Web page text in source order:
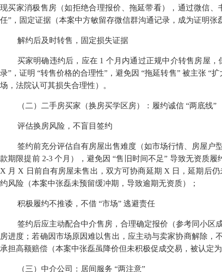
现买家消极售房（如拒绝合理报价、拖延带看），通过微信、
任” ，固定证据（本案中方敏留存微信群沟通记录，成为证明张
解约后及时转售，固定损失证据
买家明确违约后，应在 1 个月内通过正规中介转售房屋，
录” ，证明 “转售价格的合理性” ，避免因 “拖延转售” 被主张 “扩
场，法院认可其损失合理性）。
（二）二手房买家（换房买学区房）：履约诚信“两底线”
评估换房风险，不盲目签约
签约前充分评估自有房屋出售难度（如市场行情、房屋户
款期限提前2-3个月），避免因 “售旧时间不足” 导致无资质履
X 月 X 日前自有房屋未售出，双方可协商延期 X 日，延期后
约风险（本案中张磊未预留缓冲期，导致逾期无资质）；
积极履约不推诿，不借“市场” 逃避责任
签约后应主动配合中介售房，合理确定报价（参考同小区
房进度；若确因市场原因难以售出，应主动与卖家协商解除，
承担高额赔偿（本案中张磊虽降价但未积极促成交易，被认定
（三）中介公司：居间服务 “两注意”